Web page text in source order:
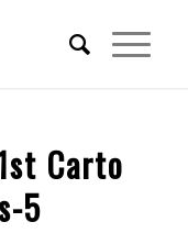
Carto
5